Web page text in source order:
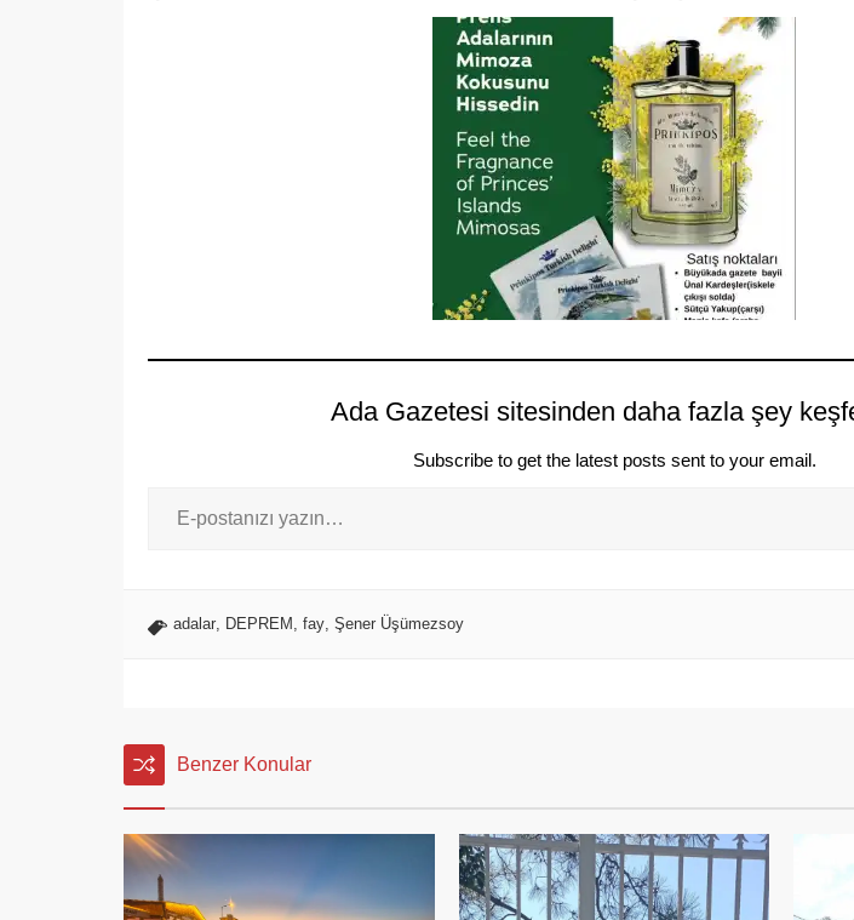
Ada Gazetesi sitesinden daha fazla şey
Subscribe to get the latest posts sent to your email.
adalar, DEPREM , fay, Şener Üşümezsoy
Benzer Konular